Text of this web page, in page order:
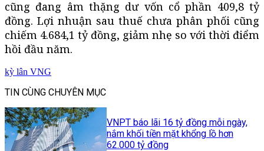
cũng đang âm thặng dư vốn cổ phần 409,8 tỷ
đồng. Lợi nhuận sau thuế chưa phân phối cũng
chiếm 4.684,1 tỷ đồng, giảm nhẹ so với thời điểm
hồi đầu năm.
kỳ lân VNG
TIN CÙNG CHUYÊN MỤC
VNPT báo lãi 16 tỷ đồng mỗi ngày,
nắm khối tiền mặt khổng lồ hơn
62.000 tỷ đồng